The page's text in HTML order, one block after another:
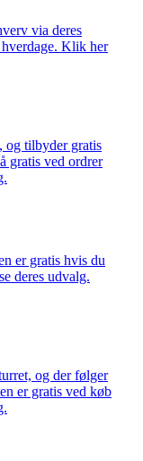
via deres
Klik her
og tilbyder gratis
gratis ved ordrer
er gratis hvis du
deres udvalg.
og der følger
er gratis ved køb